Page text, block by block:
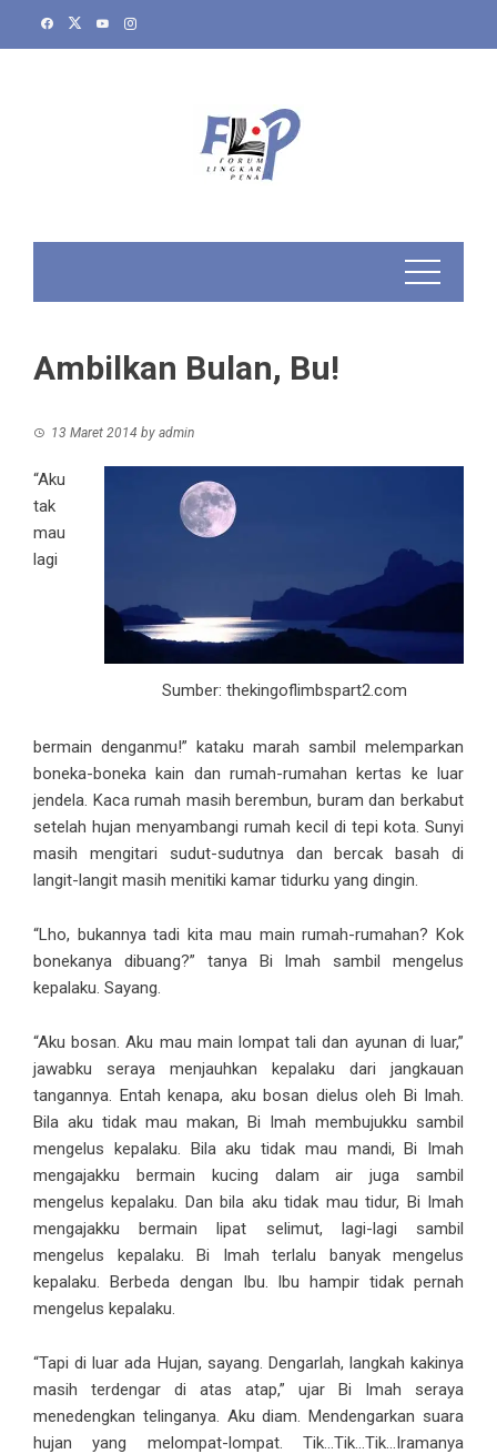
Ambilkan Bulan, Bu!
13 Maret 2014 by admin
Sumber: thekingoflimbspart2.com
“Aku
tak
mau
lagi
bermain denganmu!” kataku marah sambil melemparkan
boneka-boneka kain dan rumah-rumahan kertas ke luar
jendela. Kaca rumah masih berembun, buram dan berkabut
setelah hujan menyambangi rumah kecil di tepi kota. Sunyi
masih mengitari sudut-sudutnya dan bercak basah di
langit-langit masih menitiki kamar tidurku yang dingin.
“Lho, bukannya tadi kita mau main rumah-rumahan? Kok
bonekanya dibuang?” tanya Bi Imah sambil mengelus
kepalaku. Sayang.
“Aku bosan. Aku mau main lompat tali dan ayunan di luar,”
jawabku seraya menjauhkan kepalaku dari jangkauan
tangannya. Entah kenapa, aku bosan dielus oleh Bi Imah.
Bila aku tidak mau makan, Bi Imah membujukku sambil
mengelus kepalaku. Bila aku tidak mau mandi, Bi Imah
mengajakku bermain kucing dalam air juga sambil
mengelus kepalaku. Dan bila aku tidak mau tidur, Bi Imah
mengajakku bermain lipat selimut, lagi-lagi sambil
mengelus kepalaku. Bi Imah terlalu banyak mengelus
kepalaku. Berbeda dengan Ibu. Ibu hampir tidak pernah
mengelus kepalaku.
“Tapi di luar ada Hujan, sayang. Dengarlah, langkah kakinya
masih terdengar di atas atap,” ujar Bi Imah seraya
menedengkan telinganya. Aku diam. Mendengarkan suara
hujan yang melompat-lompat. Tik…Tik…Tik…Iramanya